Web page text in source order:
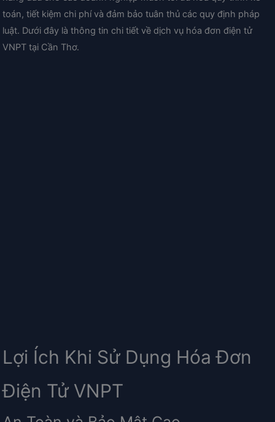
toán, tiết kiệm chi phí và đảm bảo tuân thủ các quy định pháp
luật. Dưới đây là thông tin chi tiết về dịch vụ hóa đơn điện tử
VNPT tại Cần Thơ.
Lợi Ích Khi Sử Dụng Hóa Đơn
Điện Tử VNPT